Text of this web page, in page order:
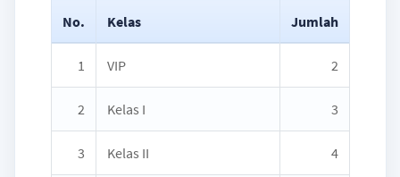
No. Kelas Jumlah
1 VIP 2
2 Kelas I 3
3 Kelas II 4